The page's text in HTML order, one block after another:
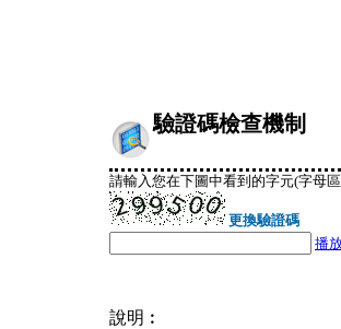
驗證碼檢查機制
請輸入您在下圖中看到的字元(字母
更換驗證碼
播
說明︰